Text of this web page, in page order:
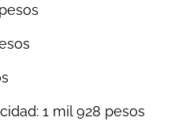
1 mil 928 pesos